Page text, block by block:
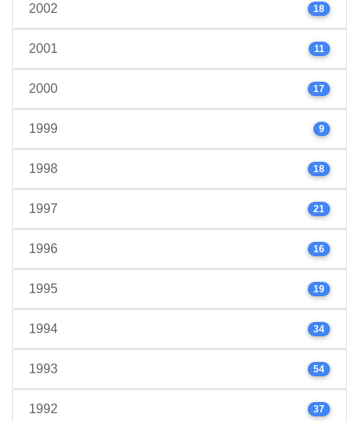
2002 18
2001 11
2000 17
1999 9
1998 18
1997 21
1996 16
1995 19
1994 34
1993 54
1992 37